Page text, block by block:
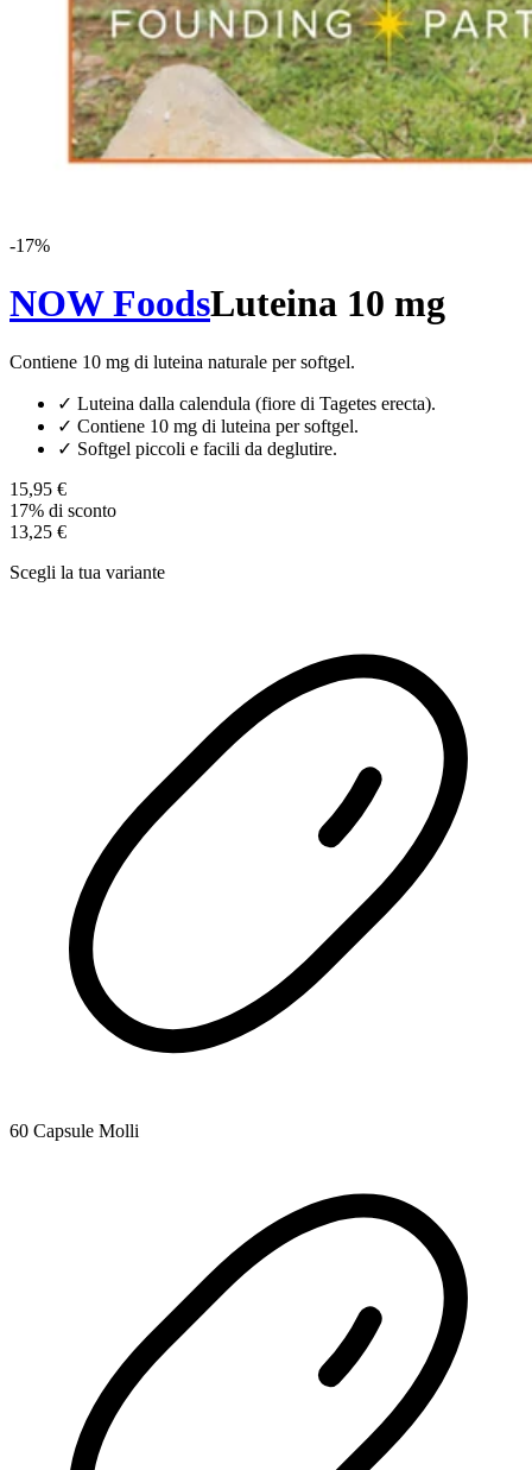
-17%
NOW FoodsLuteina 10 mg
Contiene 10 mg di luteina naturale per softgel.
✓ Luteina dalla calendula (fiore di Tagetes erecta).
✓ Contiene 10 mg di luteina per softgel.
✓ Softgel piccoli e facili da deglutire.
15,95 €
17% di sconto
13,25 €
Scegli la tua variante
60 Capsule Molli